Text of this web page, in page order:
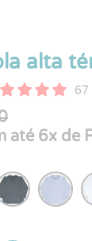
alta
67
até 6x de